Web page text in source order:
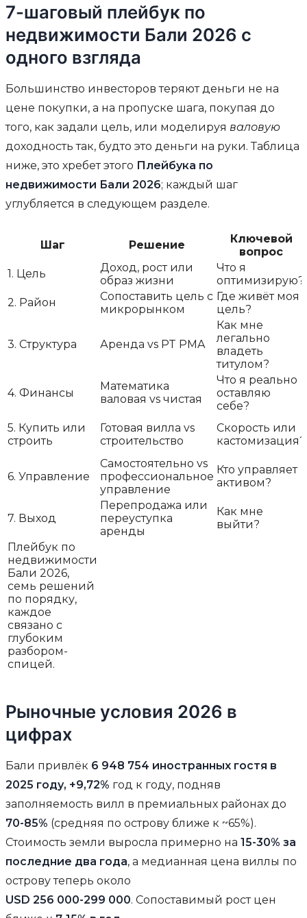
7-шаговый плейбук по
недвижимости Бали 2026 с
одного взгляда
Большинство инвесторов теряют деньги не на
цене покупки, а на пропуске шага, покупая до
того, как задали цель, или моделируя валовую
доходность так, будто это деньги на руки. Таблица
ниже, это хребет этого Плейбука по
недвижимости Бали 2026; каждый шаг
углубляется в следующем разделе.
Шаг Решение
Ключевой
вопрос
1. Цель
Доход, рост или
образ жизни
Что я
оптимизирую?
2. Район
Сопоставить цель с
микрорынком
Где живёт моя
цель?
3. Структура Аренда vs PT PMA
Как мне
легально
владеть
титулом?
4. Финансы
Математика
валовая vs чистая
Что я реально
оставляю
себе?
5. Купить или
строить
Готовая вилла vs
строительство
Скорость или
кастомизация?
6. Управление
Самостоятельно vs
профессиональное
управление
Кто управляет
активом?
7. Выход
Перепродажа или
переуступка
аренды
Как мне
выйти?
Плейбук по
недвижимости
Бали 2026,
семь решений
по порядку,
каждое
связано с
глубоким
разбором-
спицей.
Рыночные условия 2026 в
цифрах
Бали привлёк 6 948 754 иностранных гостя в
2025 году, +9,72% год к году, подняв
заполняемость вилл в премиальных районах до
70-85% (средняя по острову ближе к ~65%).
Стоимость земли выросла примерно на 15-30% за
последние два года, а медианная цена виллы по
острову теперь около
USD 256 000-299 000. Сопоставимый рост цен